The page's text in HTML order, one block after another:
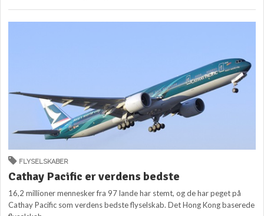
FLYSELSKABER
Cathay Pacific er verdens bedste
16,2 millioner mennesker fra 97 lande har stemt, og de har peget på
Cathay Pacific som verdens bedste flyselskab. Det Hong Kong baserede